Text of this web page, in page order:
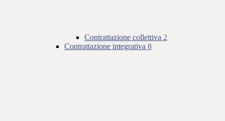
Contrattazione collettiva 2
Contrattazione integrativa 8